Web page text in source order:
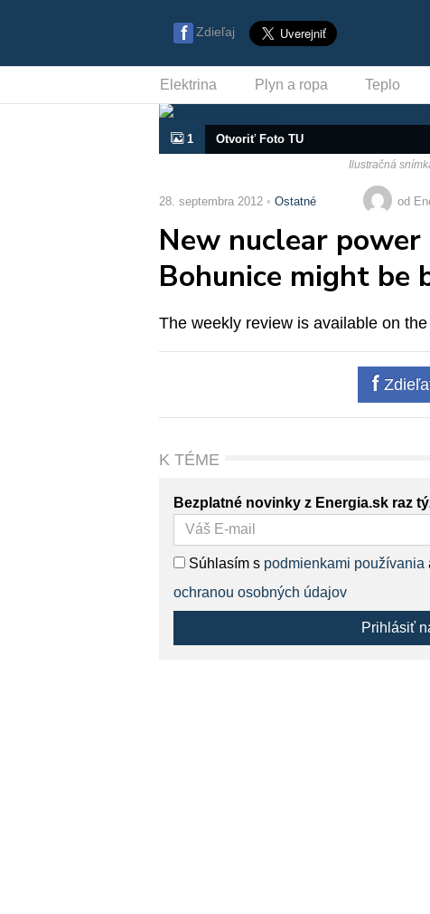
Zdieľaj
Elektrina Plyn a ropa Teplo
1 Otvoriť Foto TU
Ilustračná
28. septembra 2012 Ostatné od
New nuclear
Bohunice might be
The weekly review is available on
K TÉME
Bezplatné novinky z Energia.sk raz
Súhlasím s podmienkami používania
ochranou osobných údajov
Prihlásiť